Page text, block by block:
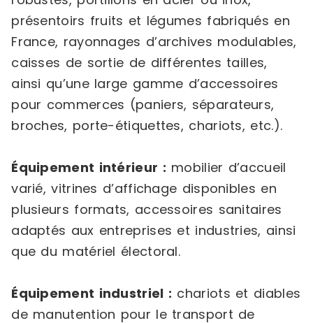
présentoirs fruits et légumes fabriqués en
France, rayonnages d’archives modulables,
caisses de sortie de différentes tailles,
ainsi qu’une large gamme d’accessoires
pour commerces (paniers, séparateurs,
broches, porte-étiquettes, chariots, etc.).
Équipement intérieur : mobilier d’accueil
varié, vitrines d’affichage disponibles en
plusieurs formats, accessoires sanitaires
adaptés aux entreprises et industries, ainsi
que du matériel électoral.
Équipement industriel : chariots et diables
de manutention pour le transport de